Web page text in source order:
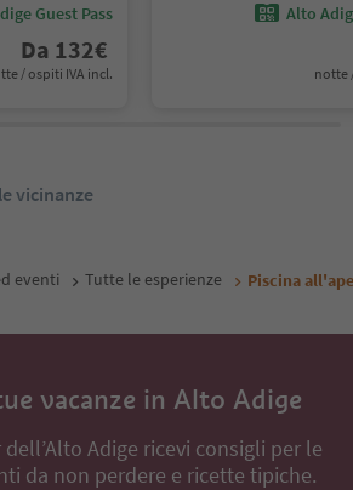
Guest Pass
Da 132€
/ ospiti IVA incl.
Alto
notte
vicinanze
eventi Tutte le esperienze Piscina
vacanze in Alto Adige
Adige ricevi consigli per le
da non perdere e ricette tipiche.